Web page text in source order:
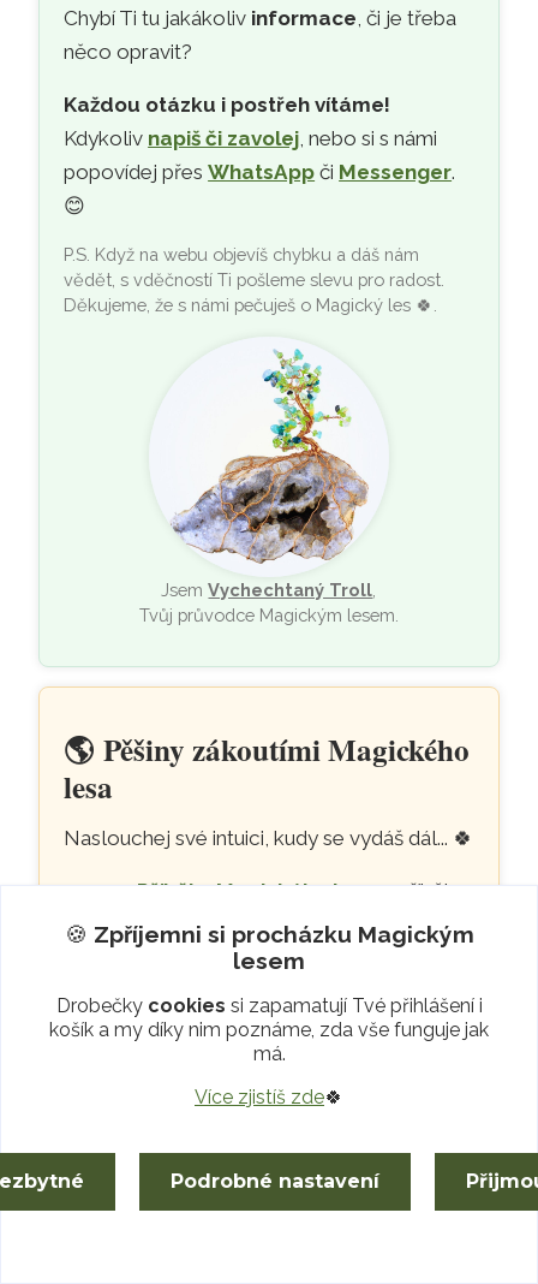
Chybí Ti tu jakákoliv informace , či je třeba
něco opravit?
Každou otázku i postřeh vítáme!
Kdykoliv napiš či zavolej , nebo si s námi
popovídej přesWhatsApp či Messenger.
😊
P.S. Když na webu objevíš chybku a dáš nám
vědět, s vděčností Ti pošleme slevu pro radost.
Děkujeme, že s námi pečuješ o Magický les 🍀
JsemVychechtaný Troll
Tvůj průvodce Magickým lesem.
🌎Pěšiny zákoutími Magického
lesa
Naslouchej své intuici, kudy se vydáš dál... 🍀
📜Příběhy Magického lesa– příběhy
talismanů a různé zajímavosti
Stromy Života a šamanská
🌈Čakrové talismany– podpora
vnitřní harmonie
Jeskyně Pokladů– radosti pro Tvé
💧 Živá voda– šungit pro pitnou vodu i
ochranu prostoru
🍪 Zpříjemni si procházku Magickým
lesem
Drobečky cookies si zapamatují Tvé přihlášení i
košík a my díky nim poznáme, zda vše funguje jak
má.
Více zjistíš zde🍀
Podrobné nastavení